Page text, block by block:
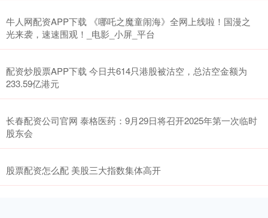
牛人网配资APP下载 《哪吒之魔童闹海》全网上线啦！国漫之
光来袭，速速围观！_电影_小屏_平台
配资炒股票APP下载 今日共614只港股被沽空，总沽空金额为
233.59亿港元
长春配资公司官网 泰格医药：9月29日将召开2025年第一次临时
股东会
股票配资怎么配 美股三大指数集体高开